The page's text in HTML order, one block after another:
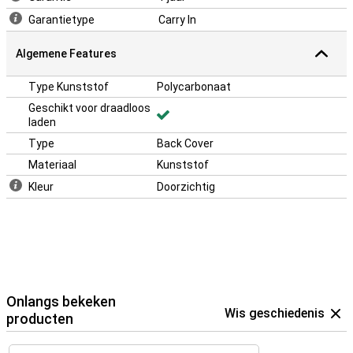
Garantietype
Carry In
Algemene Features
Type Kunststof
Polycarbonaat
Geschikt voor draadloos
laden
Type
Back Cover
Materiaal
Kunststof
Kleur
Doorzichtig
Onlangs bekeken
producten
Wis geschiedenis